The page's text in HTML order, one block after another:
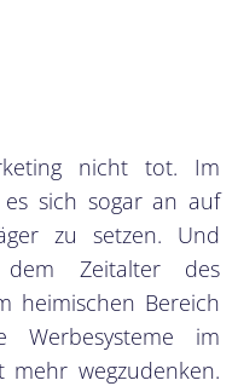
nicht tot. Im
sich sogar an auf
zu setzen. Und
dem Zeitalter des
heimischen Bereich
im
wegzudenken.